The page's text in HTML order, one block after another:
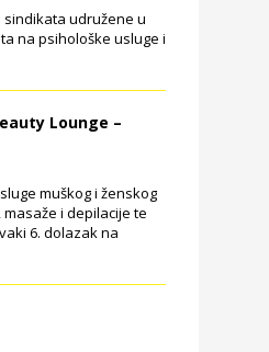
sindikata udružene u
na psihološke usluge i
Lounge –
muškog i ženskog
i depilacije te
6. dolazak na